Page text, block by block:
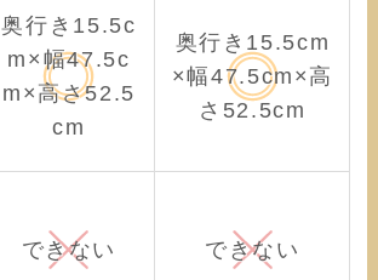
奥行き15.5c
m×幅47.5c
m×高さ52.5
cm
奥行き15.5cm
×幅47.5cm×高
さ52.5cm
できない できない